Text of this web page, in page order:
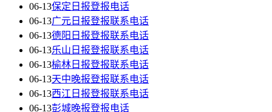
06-13保定日报登报电话
06-13广元日报登报联系电话
06-13德阳日报登报联系电话
06-13乐山日报登报联系电话
06-13榆林日报登报联系电话
06-13天中晚报登报联系电话
06-13西江日报登报联系电话
06-13彭城晚报登报电话